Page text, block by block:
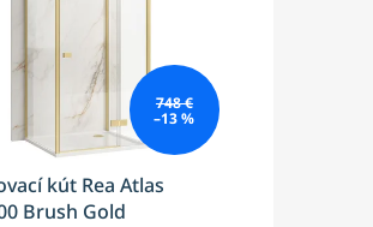
748 €
–13 %
kút Rea Atlas
Brush Gold